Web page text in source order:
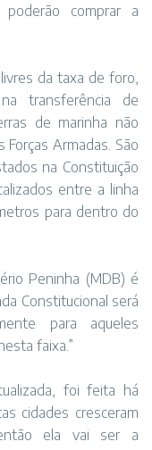
poderão comprar a
da taxa de foro,
transferência de
de marinha não
Armadas. São
na Constituição
entre a linha
para dentro do
Peninha (MDB) é
Constitucional será
para aqueles
faixa.”
foi feita há
cidades cresceram
ela vai ser a